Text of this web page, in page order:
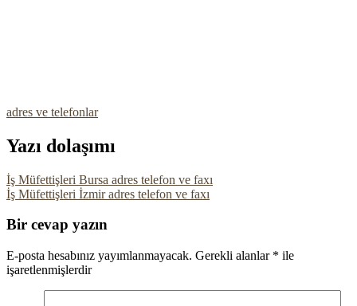
adres ve telefonlar
Yazı dolaşımı
İş Müfettişleri Bursa adres telefon ve faxı
İş Müfettişleri İzmir adres telefon ve faxı
Bir cevap yazın
E-posta hesabınız yayımlanmayacak. Gerekli alanlar * ile
işaretlenmişlerdir